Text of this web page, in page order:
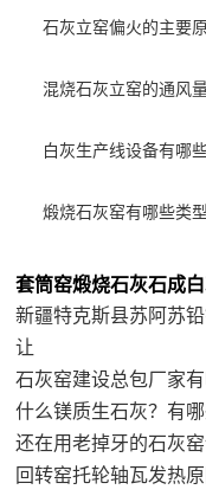
石灰立窑偏火的主要
混烧石灰立窑的通风
白灰生产线设备有哪
煅烧石灰窑有哪些类型
套筒窑煅烧石灰石成
新疆特克斯县苏阿苏
让
石灰窑建设总包厂家
什么镁质生石灰？有哪
还在用老掉牙的石灰
回转窑托轮轴瓦发热